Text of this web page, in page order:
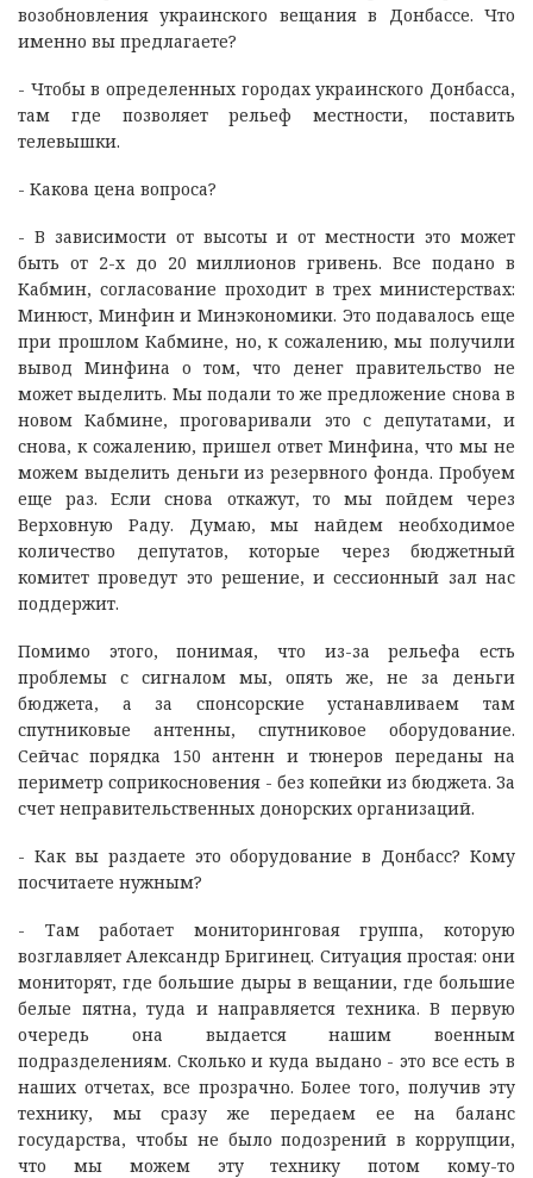
возобновления украинского вещания в Донбассе. Что
именно вы предлагаете?
- Чтобы в определенных городах украинского Донбасса,
там где позволяет рельеф местности, поставить
телевышки.
- Какова цена вопроса?
- В зависимости от высоты и от местности это может
быть от 2-х до 20 миллионов гривень. Все подано в
Кабмин, согласование проходит в трех министерствах:
Минюст, Минфин и Минэкономики. Это подавалось еще
при прошлом Кабмине, но, к сожалению, мы получили
вывод Минфина о том, что денег правительство не
может выделить. Мы подали то же предложение снова в
новом Кабмине, проговаривали это с депутатами, и
снова, к сожалению, пришел ответ Минфина, что мы не
можем выделить деньги из резервного фонда. Пробуем
еще раз. Если снова откажут, то мы пойдем через
Верховную Раду. Думаю, мы найдем необходимое
количество депутатов, которые через бюджетный
комитет проведут это решение, и сессионный зал нас
поддержит.
Помимо этого, понимая, что из-за рельефа есть
проблемы с сигналом мы, опять же, не за деньги
бюджета, а за спонсорские устанавливаем там
спутниковые антенны, спутниковое оборудование.
Сейчас порядка 150 антенн и тюнеров переданы на
периметр соприкосновения - без копейки из бюджета. За
счет неправительственных донорских организаций.
- Как вы раздаете это оборудование в Донбасс? Кому
посчитаете нужным?
- Там работает мониторинговая группа, которую
возглавляет Александр Бригинец. Ситуация простая: они
мониторят, где большие дыры в вещании, где большие
белые пятна, туда и направляется техника. В первую
очередь она выдается нашим военным
подразделениям. Сколько и куда выдано - это все есть в
наших отчетах, все прозрачно. Более того, получив эту
технику, мы сразу же передаем ее на баланс
государства, чтобы не было подозрений в коррупции,
что мы можем эту технику потом кому-то